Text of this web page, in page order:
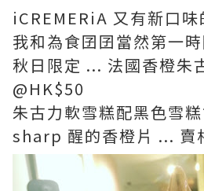
iCREMERiA 又有新口味
我和為食囝囝當然第一
秋日限定 ... 法國香橙朱
@HK$50
朱古力軟雪糕配黑色雪
sharp 醒的香橙片 ... 賣